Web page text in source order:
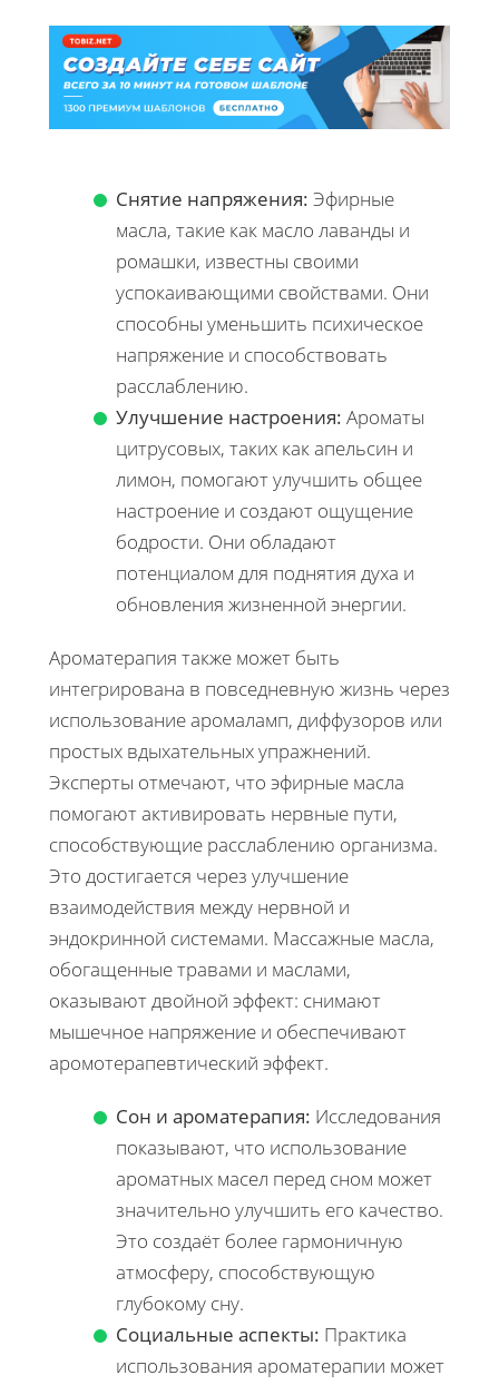
Снятие напряжения: Эфирные
масла, такие как масло лаванды и
ромашки, известны своими
успокаивающими свойствами. Они
способны уменьшить психическое
напряжение и способствовать
расслаблению.
Улучшение настроения: Ароматы
цитрусовых, таких как апельсин и
лимон, помогают улучшить общее
настроение и создают ощущение
бодрости. Они обладают
потенциалом для поднятия духа и
обновления жизненной энергии.
Ароматерапия также может быть
интегрирована в повседневную жизнь через
использование аромаламп, диффузоров или
простых вдыхательных упражнений.
Эксперты отмечают, что эфирные масла
помогают активировать нервные пути,
способствующие расслаблению организма.
Это достигается через улучшение
взаимодействия между нервной и
эндокринной системами. Массажные масла,
обогащенные травами и маслами,
оказывают двойной эффект: снимают
мышечное напряжение и обеспечивают
аромотерапевтический эффект.
Сон и ароматерапия: Исследования
показывают, что использование
ароматных масел перед сном может
значительно улучшить его качество.
Это создаёт более гармоничную
атмосферу, способствующую
глубокому сну.
Социальные аспекты: Практика
использования ароматерапии может